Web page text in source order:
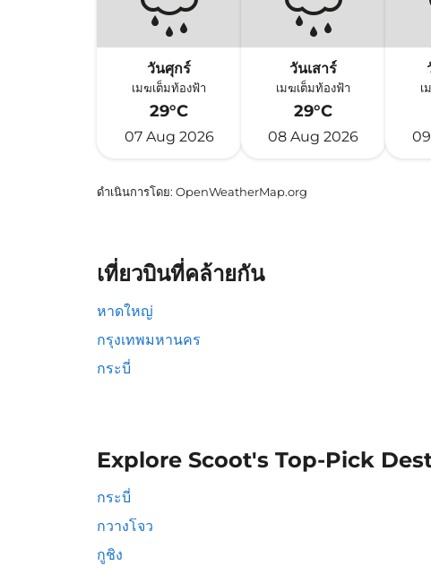
วันศุกร์
เมฆเต็มท้องฟ้า
29°C
07 Aug 2026
วันเสาร์
เมฆเต็มท้องฟ้า
29°C
08 Aug 2026
เ
ดำเนินการโดย: OpenWeatherMap.org
เที่ยวบินที่คล้ายกัน
หาดใหญ่
กรุงเทพมหานคร
กระบี่
Explore Scoot's Top-Pick
กระบี่
กวางโจว
กูชิง